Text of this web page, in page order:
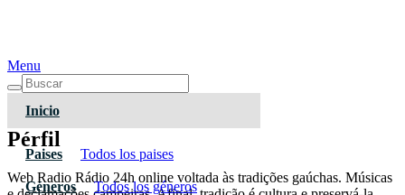
Menu
Inicio
Paises Todos los paises
Géneros Todos los géneros
Pérfil
Web Radio Rádio 24h online voltada às tradições gaúchas. Músicas